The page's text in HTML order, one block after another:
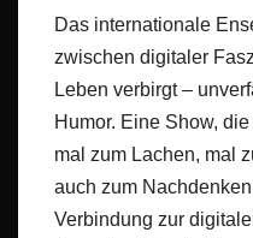
Das internationale
zwischen digitaler
Leben verbirgt –
Humor. Eine Show,
mal zum Lachen, mal
auch zum
Verbindung zur